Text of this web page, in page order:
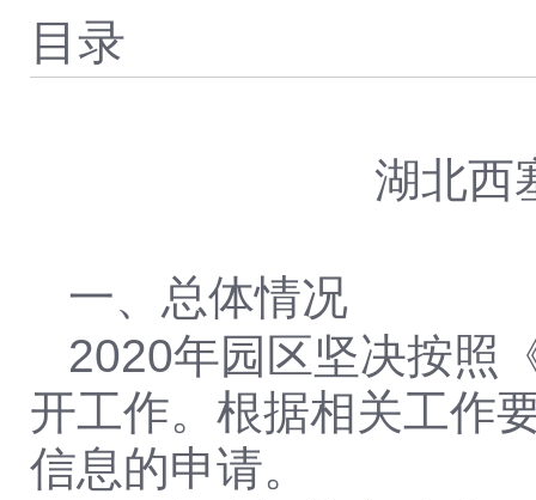
目录
湖北西
一、总体情况
2020年园区坚决按照
开工作。根据相关工作
信息的申请。